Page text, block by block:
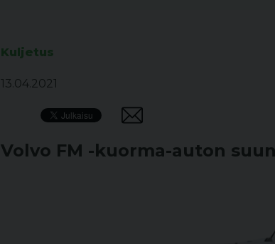
Kuljetus
13.04.2021
Volvo FM -kuorma-auton